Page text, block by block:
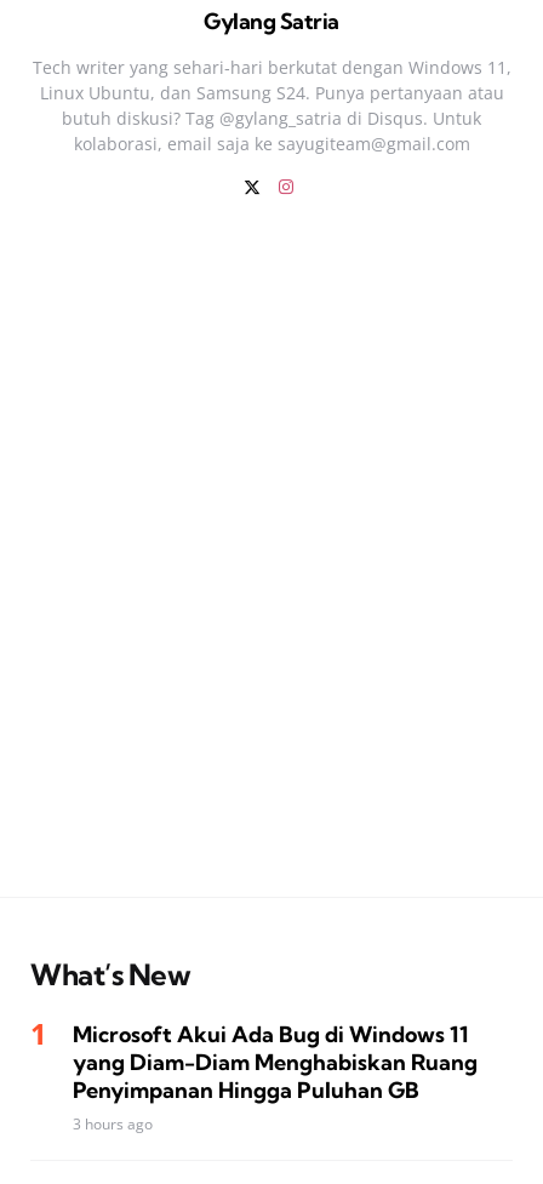
Gylang Satria
Tech writer yang sehari‑hari berkutat dengan Windows 11,
Linux Ubuntu, dan Samsung S24. Punya pertanyaan atau
butuh diskusi? Tag @gylang_satria di Disqus. Untuk
kolaborasi, email saja ke sayugiteam@gmail.com
What’s New
Microsoft Akui Ada Bug di Windows 11
yang Diam-Diam Menghabiskan Ruang
Penyimpanan Hingga Puluhan GB
3 hours ago